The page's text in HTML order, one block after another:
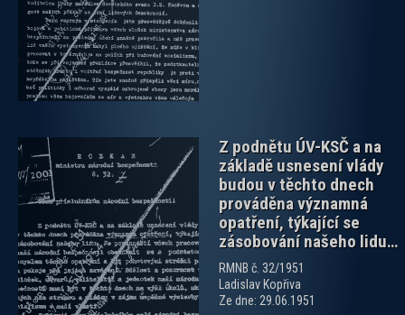
Z podnětu ÚV-KSČ a na
základě usnesení vlády
budou v těchto dnech
prováděna významná
opatření, týkající se
zásobování našeho lidu…
RMNB č. 32/1951
Ladislav Kopřiva
Ze dne: 29.06.1951
zobrazit PDF dokument